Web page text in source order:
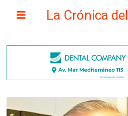
La Crónica del